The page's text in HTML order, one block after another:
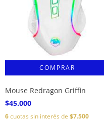
Mouse Redragon Griffin
$45.000
6cuotas sin interés de $7.500